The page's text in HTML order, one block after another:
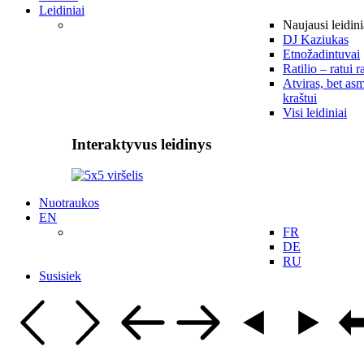
Leidiniai
Naujausi
DJ Kaziukas
Etnožadintuvai
Ratilio – ratui
Atviras, bet
kraštui
Visi leidiniai
Interaktyvus leidinys
Nuotraukos
EN
FR
DE
RU
Susisiek